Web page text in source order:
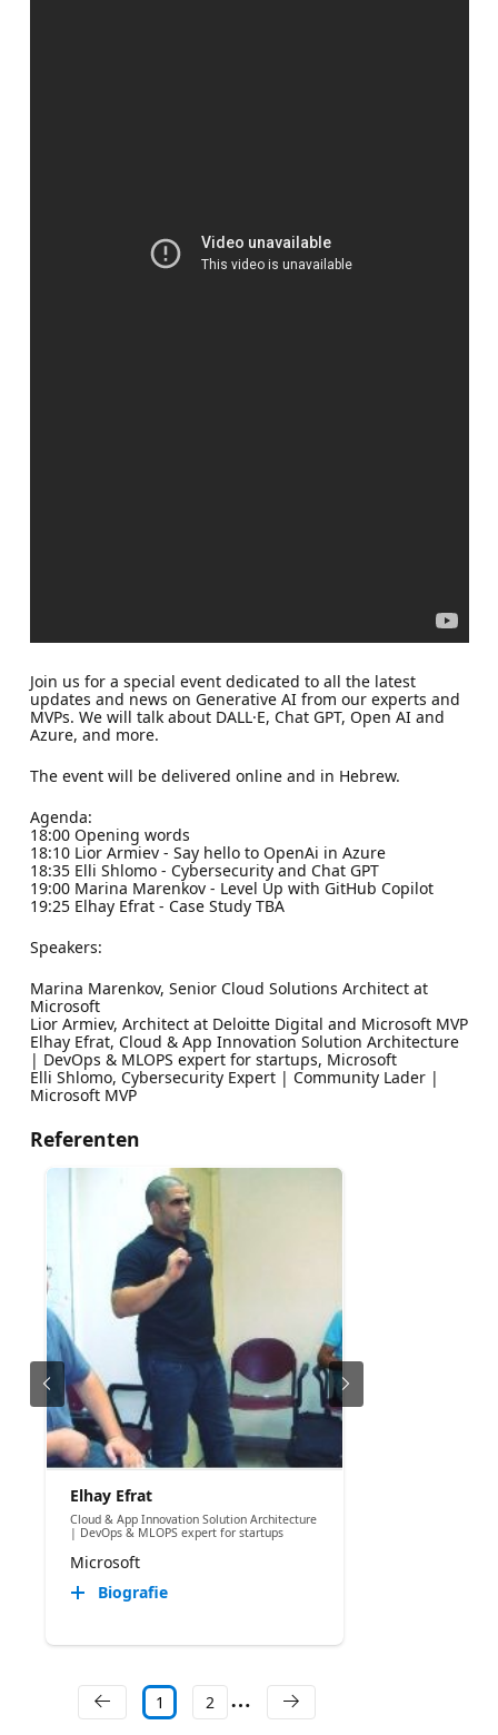
Join us for a special event dedicated to all the latest
updates and news on Generative AI from our experts and
MVPs. We will talk about DALL·E, Chat GPT, Open AI and
Azure, and more.
The event will be delivered online and in Hebrew.
Agenda:
18:00 Opening words
18:10 Lior Armiev - Say hello to OpenAi in Azure
18:35 Elli Shlomo - Cybersecurity and Chat GPT
19:00 Marina Marenkov - Level Up with GitHub Copilot
19:25 Elhay Efrat - Case Study TBA
Speakers:
Marina Marenkov, Senior Cloud Solutions Architect at
Microsoft
Lior Armiev, Architect at Deloitte Digital and Microsoft MVP
Elhay Efrat, Cloud & App Innovation Solution Architecture
| DevOps & MLOPS expert for startups, Microsoft
Elli Shlomo, Cybersecurity Expert | Community Lader |
Microsoft MVP
Referenten
Elhay Efrat
Cloud & App Innovation Solution Architecture
| DevOps & MLOPS expert for startups
Microsoft
Biografie
1 2